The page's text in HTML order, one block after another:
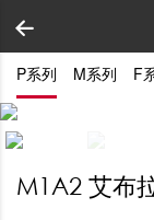
P系列 M系列 F
M1A2 艾布